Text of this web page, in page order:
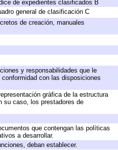
de expedientes clasificados B
general de clasificación C
de creación, manuales
y responsabilidades que le
con las disposiciones
gráfica de la estructura
su caso, los prestadores de
que contengan las políticas
a desarrollar.
deban establecer.